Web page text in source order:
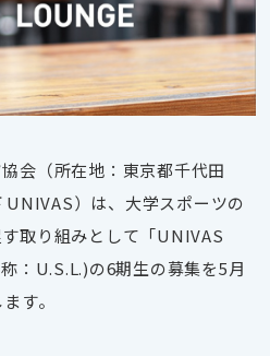
会（所在地：東京都千代田
）は、大学スポーツの
取り組みとして「UNIVAS
：U.S.L.)の6期生の募集を5月
す。